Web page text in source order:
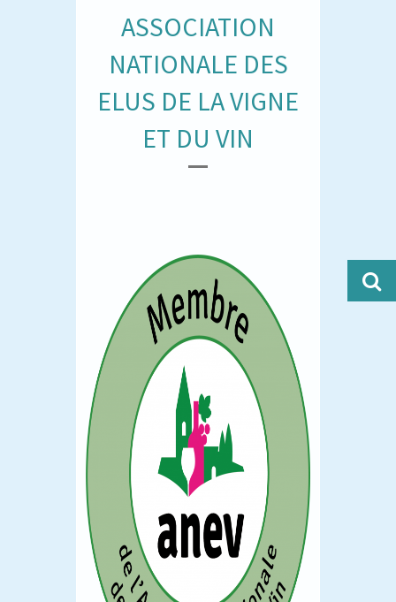
ASSOCIATION
NATIONALE DES
ELUS DE LA VIGNE
ET DU VIN